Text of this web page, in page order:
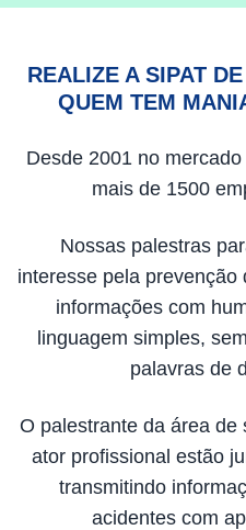
REALIZE A SIPAT
QUEM TEM
Desde 2001 no
mais de 1500
Nossas palestras
interesse pela
informações com
linguagem simples,
palavras de
O palestrante da área de
ator profissional estão
transmitindo
acidentes com